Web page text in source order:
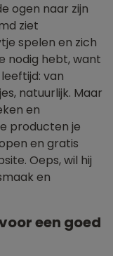
ogen naar zijn
ziet
spelen en zich
nodig hebt, want
van
natuurlijk. Maar
en
producten je
en gratis
Oeps, wil hij
en
een goed